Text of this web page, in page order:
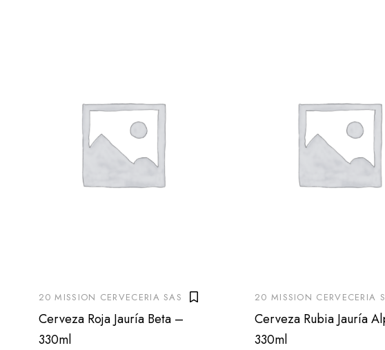
20 MISSION CERVECERIA SAS
Cerveza Roja Jauría Beta –
330ml
20 MISSION CERVECERIA
Cerveza Rubia Jauría
330ml